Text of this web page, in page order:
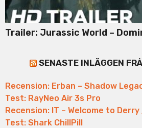
Trailer: Jurassic World –
SENASTE INLÄGGEN
Recension: Erban – Shadow
Test: RayNeo Air 3s Pro
Recension: IT – Welcome to
Test: Shark ChillPill